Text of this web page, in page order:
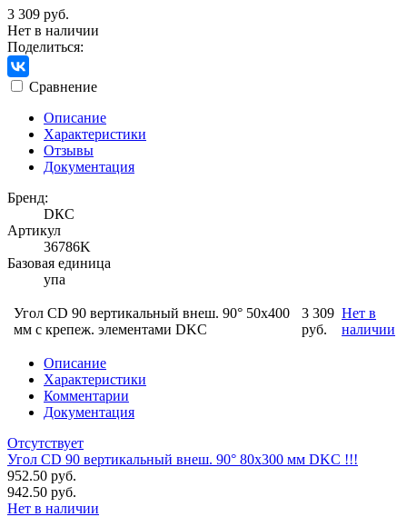
3 309 руб.
Нет в наличии
Поделиться:
Сравнение
Описание
Характеристики
Отзывы
Документация
Бренд:
DКС
Артикул
36786K
Базовая единица
упа
Угол CD 90 вертикальный внеш. 90° 50х400
мм с крепеж. элементами DKC
3 309
руб.
Нет в
наличии
Описание
Характеристики
Комментарии
Документация
Отсутствует
Угол CD 90 вертикальный внеш. 90° 80х300 мм DKC !!!
952.50 руб.
942.50 руб.
Нет в наличии